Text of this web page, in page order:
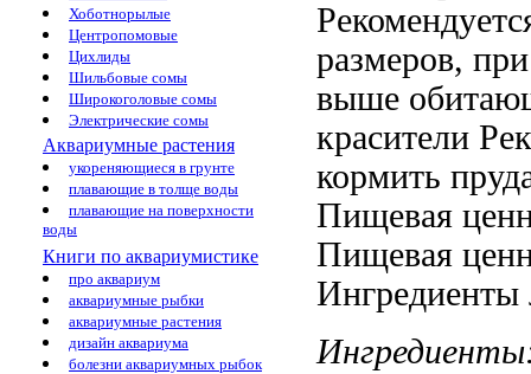
Хоботнорылые
Центропомовые
Цихлиды
Шильбовые сомы
Широкоголовые сомы
Электрические сомы
Аквариумные растения
укореняющиеся в грунте
плавающие в толще воды
плавающие на поверхности
воды
Книги по аквариумистике
про аквариум
аквариумные рыбки
аквариумные растения
дизайн аквариума
болезни аквариумных рыбок
размеров,
выше
красители
кормить
Пищевая
Пищевая
Ингредиенты